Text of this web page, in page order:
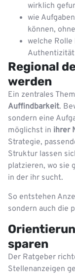
wirklich
wie
können,
welche
Regional
werden
Ein zentrales
Auffindbarkeit.
sondern eine
möglichst in ihrer
Strategie,
Struktur lassen
platzieren, wo sie
in der ihr sucht.
So entstehen
sondern auch die
sparen
Der Ratgeber
Stellenanzeigen